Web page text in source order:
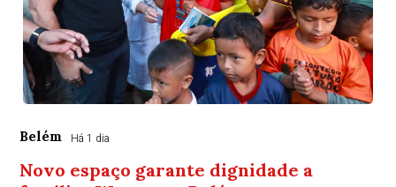
Belém Há 1 dia
Novo espaço garante dignidade a